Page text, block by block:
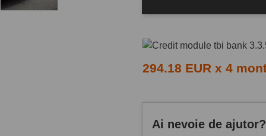
294.18 EUR x 4
Ai nevoie de